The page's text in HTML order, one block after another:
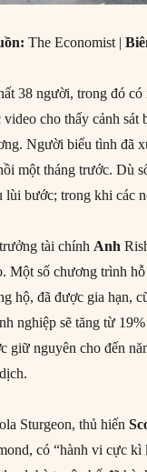
The Economist |
38 người, trong đó
video cho thấy cảnh sát
Người biểu tình đã
một tháng trước. Dù
lùi bước; trong khi các
tài chính Anh
Một số chương trình
hộ, đã được gia hạn,
nghiệp sẽ tăng từ
giữ nguyên cho đến
Sturgeon, thủ hiến
có “hành vi cực